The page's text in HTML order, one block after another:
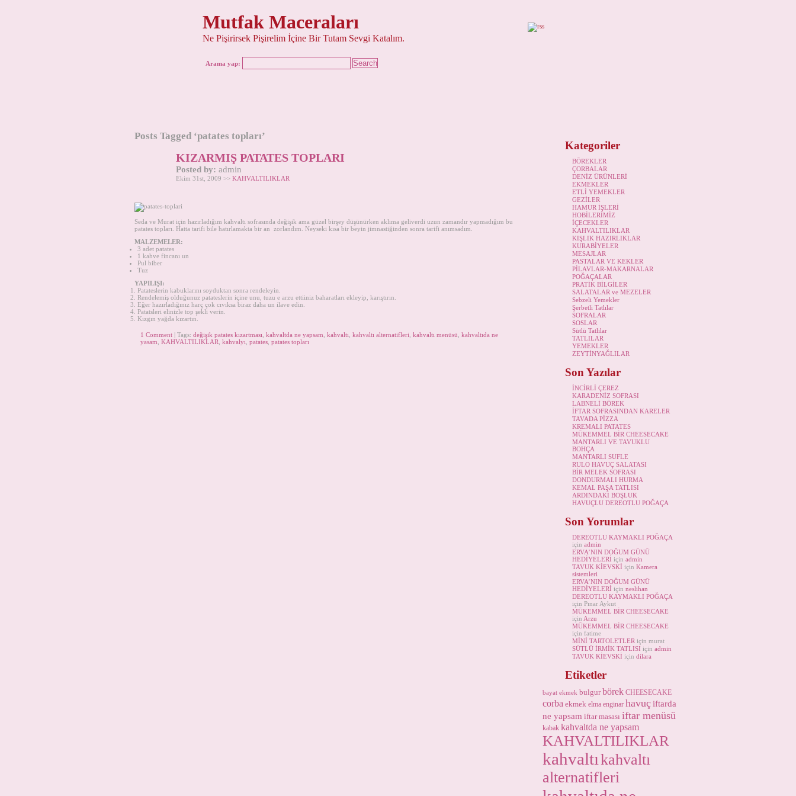
Mutfak Maceraları
Ne Pişirirsek Pişirelim İçine Bir Tutam Sevgi Katalım.
Arama yap:
Posts Tagged ‘patates topları’
KIZARMIŞ PATATES TOPLARI
Posted by: admin
Ekim 31st, 2009 >> KAHVALTILIKLAR
Seda ve Murat için hazırladığım kahvaltı sofrasında değişik ama güzel birşey düşünürken aklıma geliverdi uzun zamandır yapmadığım bu
patates topları. Hatta tarifi bile hatırlamakta bir an zorlandım. Neyseki kısa bir beyin jimnastiğinden sonra tarifi anımsadım.
MALZEMELER:
3 adet patates
1 kahve fincanı un
Pul biber
Tuz
YAPILIŞI:
Patateslerin kabuklarını soyduktan sonra rendeleyin.
Rendelemiş olduğunuz patateslerin içine unu, tuzu e arzu ettiiniz baharatları ekleyip, karıştırın.
Eğer hazırladığınız harç çok cıvıksa biraz daha un ilave edin.
Patatsleri elinizle top şekli verin.
Kızgın yağda kızartın.
1 Comment | Tags: değişik patates kızartması kahvaltda ne yapsam kahvaltı kahvaltı alternatifleri kahvaltı menüsü kahvaltıda ne
yasam KAHVALTILIKLAR kahvalyı patates patates topları
Kategoriler
BÖREKLER
ÇORBALAR
DENİZ ÜRÜNLERİ
EKMEKLER
ETLİ YEMEKLER
GEZİLER
HAMUR İŞLERİ
HOBİLERİMİZ
İÇECEKLER
KAHVALTILIKLAR
KIŞLIK HAZIRLIKLAR
KURABİYELER
MESAJLAR
PASTALAR VE KEKLER
PİLAVLAR-MAKARNALAR
POĞAÇALAR
PRATİK BİLGİLER
SALATALAR ve MEZELER
Sebzeli Yemekler
Şerbetli Tatlılar
SOFRALAR
SOSLAR
Sütlü Tatlılar
TATLILAR
YEMEKLER
ZEYTİNYAĞLILAR
Son Yazılar
İNCİRLİ ÇEREZ
KARADENİZ SOFRASI
LABNELİ BÖREK
İFTAR SOFRASINDAN KARELER
TAVADA PİZZA
KREMALI PATATES
MÜKEMMEL BİR CHEESECAKE
MANTARLI VE TAVUKLU
BOHÇA
MANTARLI SUFLE
RULO HAVUÇ SALATASI
BİR MELEK SOFRASI
DONDURMALI HURMA
KEMAL PAŞA TATLISI
ARDINDAKİ BOŞLUK
HAVUÇLU DEREOTLU POĞAÇA
Son Yorumlar
DEREOTLU KAYMAKLI POĞAÇA
için admin
ERVA’NIN DOĞUM GÜNÜ
HEDİYELERİ için admin
TAVUK KİEVSKİ için Kamera
sistemleri
ERVA’NIN DOĞUM GÜNÜ
HEDİYELERİ için neslihan
DEREOTLU KAYMAKLI POĞAÇA
için Pınar Aykut
MÜKEMMEL BİR CHEESECAKE
için Arzu
MÜKEMMEL BİR CHEESECAKE
için fatime
MİNİ TARTOLETLER için murat
SÜTLÜ İRMİK TATLISI için admin
TAVUK KİEVSKİ için dilara
Etiketler
bayat ekmek bulgur börek CHEESECAKE
corba ekmek elma enginar havuçiftarda
ne yapsam iftar masası iftar menüsü
kabak kahvaltda ne yapsam
KAHVALTILIKLAR
kahvaltıkahvaltı
alternatifleri